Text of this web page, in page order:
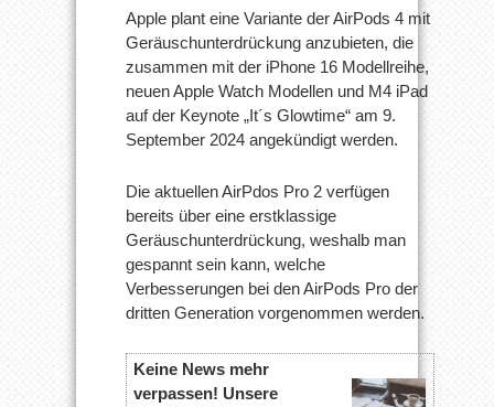
Apple plant eine Variante der AirPods 4 mit
Geräuschunterdrückung anzubieten, die
zusammen mit der iPhone 16 Modellreihe,
neuen Apple Watch Modellen und M4 iPad
auf der Keynote „It´s Glowtime“ am 9.
September 2024 angekündigt werden.
Die aktuellen AirPdos Pro 2 verfügen
bereits über eine erstklassige
Geräuschunterdrückung, weshalb man
gespannt sein kann, welche
Verbesserungen bei den AirPods Pro der
dritten Generation vorgenommen werden.
Keine News mehr
verpassen! Unsere